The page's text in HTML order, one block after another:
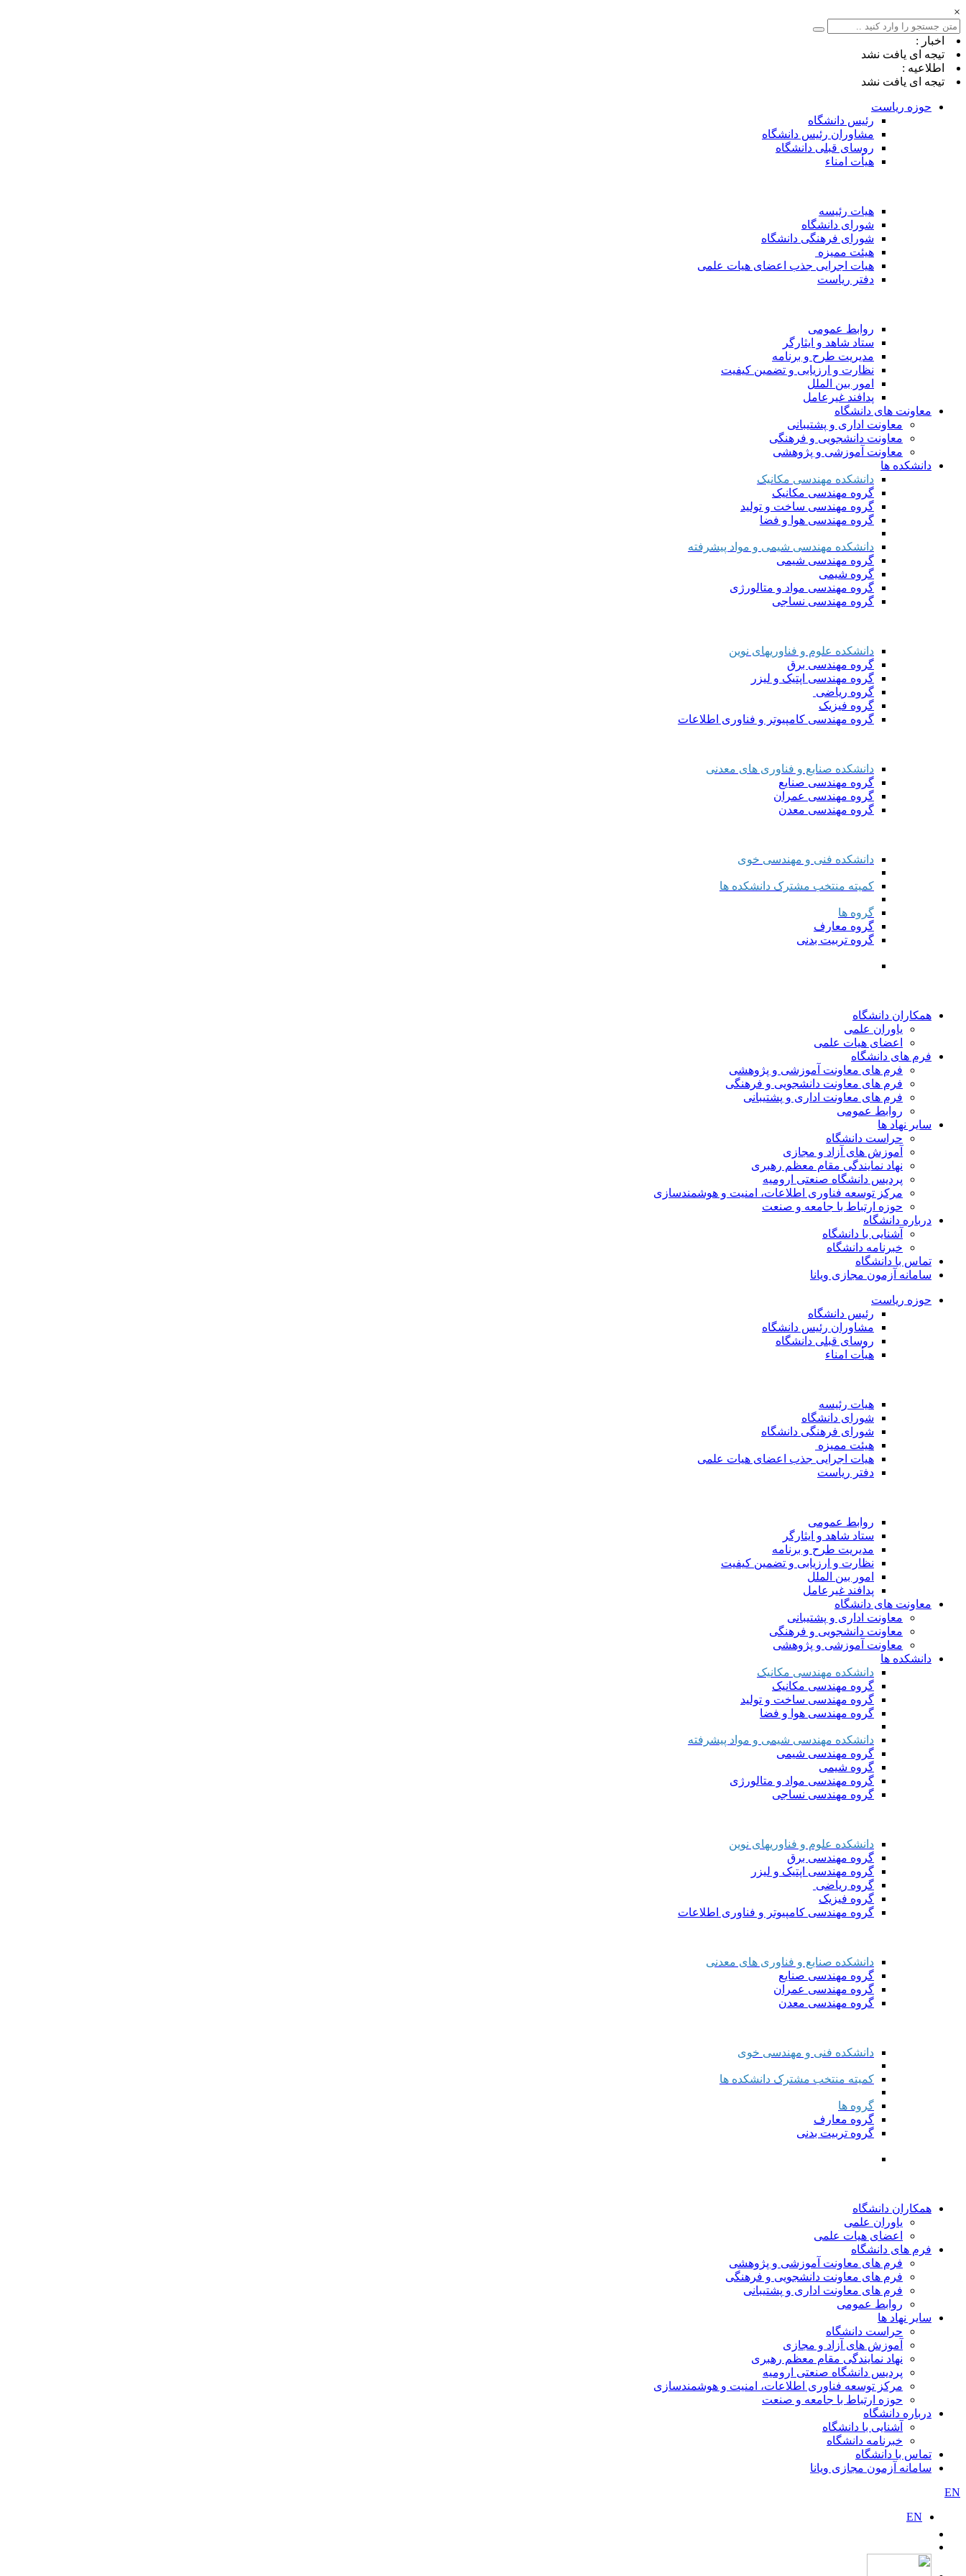
×
اخبار :
تیجه ای یافت نشد
اطلاعیه :
تیجه ای یافت نشد
حوزه ریاست
رئیس دانشگاه
مشاوران رئیس دانشگاه
روسای قبلی دانشگاه
هیأت امناء
هیات رئیسه
شورای دانشگاه
شورای فرهنگی دانشگاه
هیئت ممیزه
هیات اجرایی جذب اعضای هیات علمی
دفتر ریاست
روابط عمومی
ستاد شاهد و ایثارگر
مدیریت طرح و برنامه
نظارت و ارزیابی و تضمین کیفیت
امور بین الملل
پدافند غیرعامل
معاونت های دانشگاه
معاونت اداری و پشتیبانی
معاونت دانشجویی و فرهنگی
معاونت آموزشی و پژوهشی
دانشکده ها
دانشکده مهندسی مکانیک
گروه مهندسی مکانیک
گروه مهندسی ساخت و تولید
گروه مهندسی هوا و فضا
دانشکده مهندسی شیمی و مواد پیشرفته
گروه مهندسی شیمی
گروه شیمی
گروه مهندسی مواد و متالورژی
گروه مهندسی نساجی
دانشکده علوم و فناوریهای نوین
گروه مهندسی برق
گروه مهندسی اپتیک و لیزر
گروه ریاضی
گروه فیزیک
گروه مهندسی کامپیوتر و فناوری اطلاعات
دانشکده صنایع و فناوری های معدنی
گروه مهندسی صنایع
گروه مهندسی عمران
گروه مهندسی معدن
دانشکده فنی و مهندسی خوی
کمیته منتخب مشترک دانشکده ها
گروه ها
گروه معارف
گروه تربیت بدنی
همکاران دانشگاه
یاوران علمی
اعضای هیات علمی
فرم های دانشگاه
فرم های معاونت آموزشی و پژوهشی
فرم های معاونت دانشجویی و فرهنگی
فرم های معاونت اداری و پشتیبانی
روابط عمومی
سایر نهاد ها
حراست دانشگاه
آموزش های آزاد و مجازی
نهاد نمایندگی مقام معظم رهبری
پردیس دانشگاه صنعتی ارومیه
مرکز توسعه فناوری اطلاعات، امنیت و هوشمندسازی
حوزه ارتباط با جامعه و صنعت
درباره دانشگاه
آشنایی با دانشگاه
خبرنامه دانشگاه
تماس با دانشگاه
سامانه آزمون مجازی ویانا
حوزه ریاست
رئیس دانشگاه
مشاوران رئیس دانشگاه
روسای قبلی دانشگاه
هیأت امناء
هیات رئیسه
شورای دانشگاه
شورای فرهنگی دانشگاه
هیئت ممیزه
هیات اجرایی جذب اعضای هیات علمی
دفتر ریاست
روابط عمومی
ستاد شاهد و ایثارگر
مدیریت طرح و برنامه
نظارت و ارزیابی و تضمین کیفیت
امور بین الملل
پدافند غیرعامل
معاونت های دانشگاه
معاونت اداری و پشتیبانی
معاونت دانشجویی و فرهنگی
معاونت آموزشی و پژوهشی
دانشکده ها
دانشکده مهندسی مکانیک
گروه مهندسی مکانیک
گروه مهندسی ساخت و تولید
گروه مهندسی هوا و فضا
دانشکده مهندسی شیمی و مواد پیشرفته
گروه مهندسی شیمی
گروه شیمی
گروه مهندسی مواد و متالورژی
گروه مهندسی نساجی
دانشکده علوم و فناوریهای نوین
گروه مهندسی برق
گروه مهندسی اپتیک و لیزر
گروه ریاضی
گروه فیزیک
گروه مهندسی کامپیوتر و فناوری اطلاعات
دانشکده صنایع و فناوری های معدنی
گروه مهندسی صنایع
گروه مهندسی عمران
گروه مهندسی معدن
دانشکده فنی و مهندسی خوی
کمیته منتخب مشترک دانشکده ها
گروه ها
گروه معارف
گروه تربیت بدنی
همکاران دانشگاه
یاوران علمی
اعضای هیات علمی
فرم های دانشگاه
فرم های معاونت آموزشی و پژوهشی
فرم های معاونت دانشجویی و فرهنگی
فرم های معاونت اداری و پشتیبانی
روابط عمومی
سایر نهاد ها
حراست دانشگاه
آموزش های آزاد و مجازی
نهاد نمایندگی مقام معظم رهبری
پردیس دانشگاه صنعتی ارومیه
مرکز توسعه فناوری اطلاعات، امنیت و هوشمندسازی
حوزه ارتباط با جامعه و صنعت
درباره دانشگاه
آشنایی با دانشگاه
خبرنامه دانشگاه
تماس با دانشگاه
سامانه آزمون مجازی ویانا
EN
EN